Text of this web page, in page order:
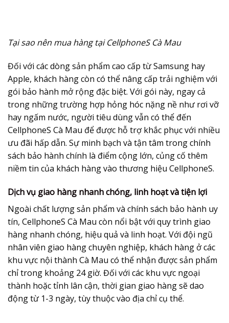
Tại sao nên mua hàng tại CellphoneS Cà Mau
Đối với các dòng sản phẩm cao cấp từ Samsung hay
Apple, khách hàng còn có thể nâng cấp trải nghiệm với
gói bảo hành mở rộng đặc biệt. Với gói này, ngay cả
trong những trường hợp hỏng hóc nặng nề như rơi vỡ
hay ngấm nước, người tiêu dùng vẫn có thể đến
CellphoneS Cà Mau để được hỗ trợ khắc phục với nhiều
ưu đãi hấp dẫn. Sự minh bạch và tận tâm trong chính
sách bảo hành chính là điểm cộng lớn, củng cố thêm
niềm tin của khách hàng vào thương hiệu CellphoneS.
Dịch vụ giao hàng nhanh chóng, linh hoạt và tiện lợi
Ngoài chất lượng sản phẩm và chính sách bảo hành uy
tín, CellphoneS Cà Mau còn nổi bật với quy trình giao
hàng nhanh chóng, hiệu quả và linh hoạt. Với đội ngũ
nhân viên giao hàng chuyên nghiệp, khách hàng ở các
khu vực nội thành Cà Mau có thể nhận được sản phẩm
chỉ trong khoảng 24 giờ. Đối với các khu vực ngoại
thành hoặc tỉnh lân cận, thời gian giao hàng sẽ dao
động từ 1-3 ngày, tùy thuộc vào địa chỉ cụ thể.